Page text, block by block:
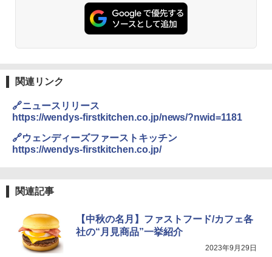
角瓶 2700ml サントリー ウイスキー ハ
イボール 大容量
入 700ml
￥20,000
麺 小腹 インスタント アウトドアにも ロ
ーリングストック 大人買い おやつカン
パニー
￥1,288
￥2,989
[山善] スチームオーブンレンジ 25L 一人
暮らし 二人暮らし フラットテーブル ス
チーム調理 自動メニュー19種搭載 角皿
[山善] スチームオーブンレンジ 省エネ
高効率 15L 一人暮らし 二人暮らし スチ
ーム調理 フラットテーブル トースト機
能 自動メニュー33種 簡単お手入れ ブラ
4
TOSHIBA(東芝) スチームオーブンレン
0℃ 1段調理 フラットテーブル 電子レン
関連リンク
🔗ニュースリリース
https://wendys-firstkitchen.co.jp/news/?nwid=1181
🔗ウェンディーズファーストキッチン
https://wendys-firstkitchen.co.jp/
関連記事
【中秋の名月】ファストフード/カフェ各
社の“月見商品”一挙紹介
2023年9月29日